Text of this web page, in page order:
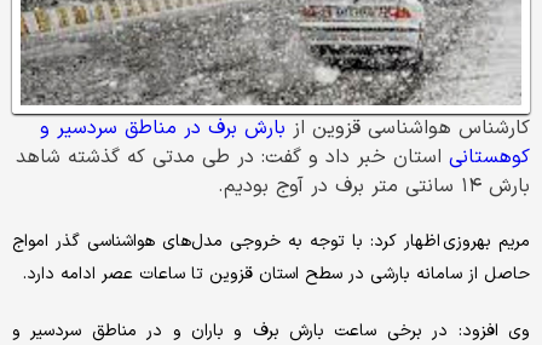
کارشناس هواشناسی قزوین از بارش برف در مناطق سردسیر و
کوهستانی استان خبر داد و گفت: در طی مدتی که گذشته شاهد
بارش ۱۴ سانتی متر برف در آوج بودیم.
مریم بهروزی اظهار کرد: با توجه به خروجی مدل‌های هواشناسی گذر امواج
حاصل از سامانه بارشی در سطح استان قزوین تا ساعات عصر ادامه دارد.
وی افزود: در برخی ساعت بارش برف و باران و در مناطق سردسیر و